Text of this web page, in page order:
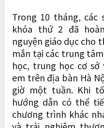
Trong 10 tháng, các
khóa thứ 2 đã
nguyện giáo dục cho
mắn tại các trung
học, trung học cơ
em trên địa bàn Hà
giờ một tuần. Khi
hướng dẫn có thể
chương trình khác